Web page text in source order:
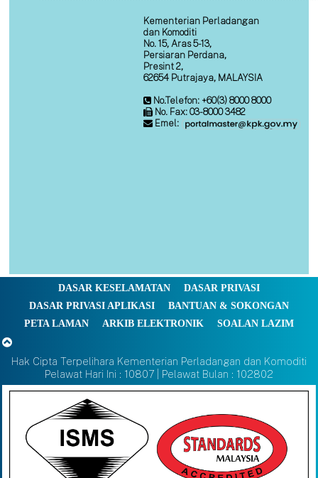
Kementerian Perladangan
dan Komoditi
No. 15, Aras 5-13,
Persiaran Perdana,
Presint 2,
62654 Putrajaya, MALAYSIA
No.Telefon: +60(3) 8000 8000
No. Fax: 03-8000 3482
Emel:
DASAR KESELAMATAN
DASAR PRIVASI
DASAR PRIVASI APLIKASI
BANTUAN & SOKONGAN
PETA LAMAN
ARKIB ELEKTRONIK SOALAN LAZIM
Hak Cipta Terpelihara Kementerian Perladangan dan Komoditi
Pelawat Hari Ini : 10807 | Pelawat Bulan : 102802